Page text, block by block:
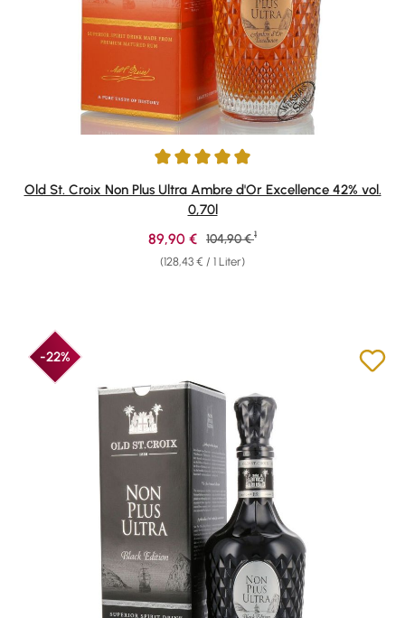
Durchschnittliche Bewertung von 4.89 von 5 Sternen
Old St. Croix Non Plus Ultra Ambre d'Or Excellence 42% vol.
0,70l
(128,43 € / 1 Liter)
Verkaufspreis:
89,90 € Regulärer Preis:
104,90 € 1
-22%